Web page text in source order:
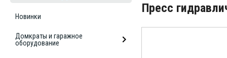
Новинки
Домкраты и гаражное
оборудование
Пресс